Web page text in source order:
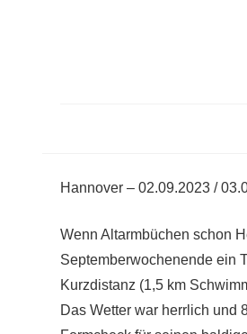
Hannover – 02.09.2023 /
Wenn Altarmbüchen schon
Septemberwochenende ein
Kurzdistanz (1,5 km
Das Wetter war herrlich und